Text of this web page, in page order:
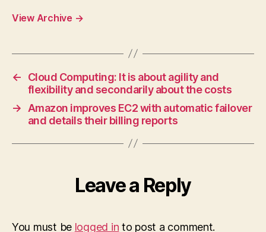
View Archive →
←
Cloud Computing: It is about agility and
flexibility and secondarily about the costs
→
Amazon improves EC2 with automatic failover
and details their billing reports
Leave a Reply
You must be logged in to post a comment.